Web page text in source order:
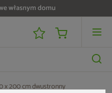
własnym domu
x 200 cm dwustronny